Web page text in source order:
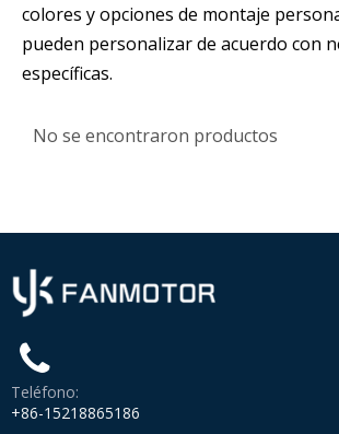
colores y opciones de montaje
pueden personalizar de acuerdo con
específicas.
No se encontraron productos
Teléfono:
+86-15218865186